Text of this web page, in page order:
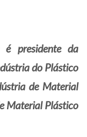
é presidente da
do Plástico
de Material
Material Plástico